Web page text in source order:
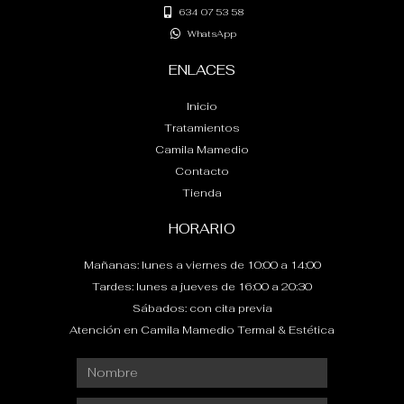
t
634 07 53 58
WhatsApp
ENLACES
Inicio
Tratamientos
Camila Mamedio
Contacto
Tienda
HORARIO
Mañanas: lunes a viernes de 10:00 a 14:00
Tardes: lunes a jueves de 16:00 a 20:30
Sábados: con cita previa
Atención en Camila Mamedio Termal & Estética
Nombre